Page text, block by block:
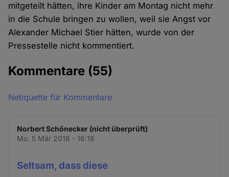
mitgeteilt hätten, ihre Kinder am Montag nicht mehr
in die Schule bringen zu wollen, weil sie Angst vor
Alexander Michael Stier hätten, wurde von der
Pressestelle nicht kommentiert.
Kommentare (55)
Netiquette für Kommentare
Norbert Schönecker (nicht überprüft)
Mo. 5 Mär 2018 - 16:18
Seltsam, dass diese